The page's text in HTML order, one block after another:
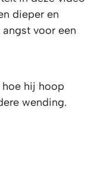
dieper en
voor een
hij hoop
wending.